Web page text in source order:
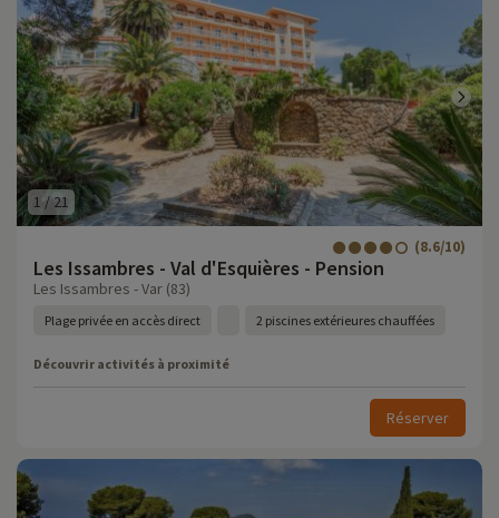
1 /21
Les Issambres - Val d'Esquières - Pension
(8.6/10)
Les Issambres - Var (83)
Plage privée en accès direct 2 piscines extérieures chauffées
Découvrir activités à proximité
Réserver